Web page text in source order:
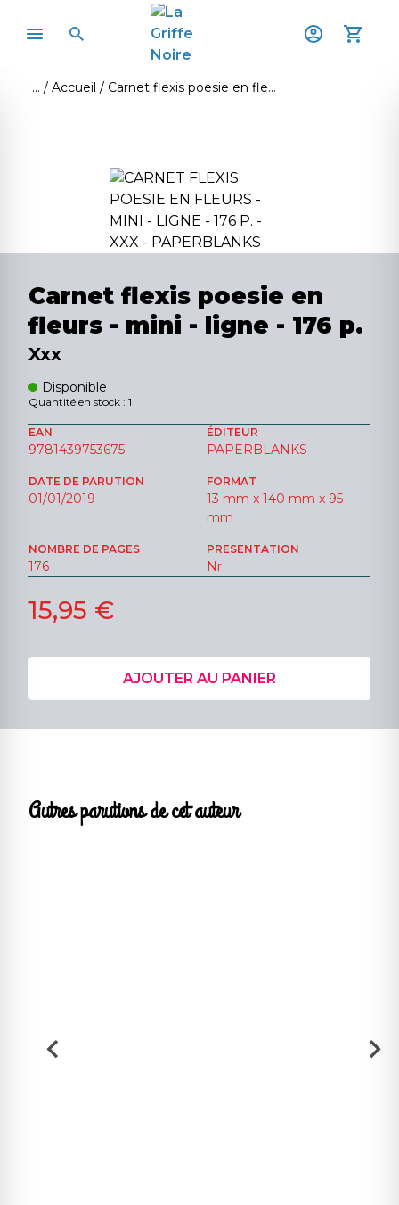
Accueil Carnet flexis poesie en fleurs - mini - ligne - 176 p.
Carnet flexis poesie en
fleurs - mini - ligne - 176 p.
Xxx
Disponible
Quantité en stock : 1
EAN
9781439753675
ÉDITEUR
PAPERBLANKS
DATE DE PARUTION
01/01/2019
FORMAT
13 mm x 140 mm x 95
mm
NOMBRE DE PAGES
176
PRESENTATION
Nr
15,95 €
AJOUTER AU PANIER
Autres parutions de cet auteur